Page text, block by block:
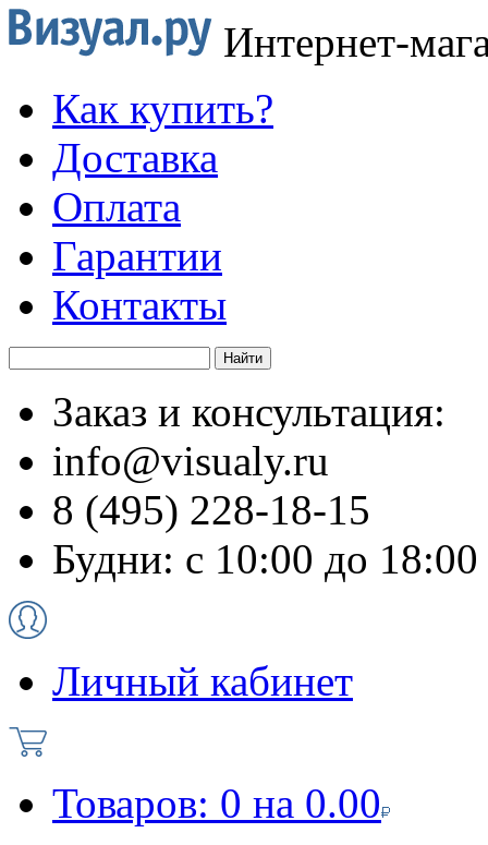
Интернет-
Как купить?
Доставка
Оплата
Гарантии
Контакты
Заказ и консультация:
info@visualy.ru
8 (495) 228-18-15
Будни: с 10:00 до 18:00
Личный кабинет
Товаров: 0 на 0.00